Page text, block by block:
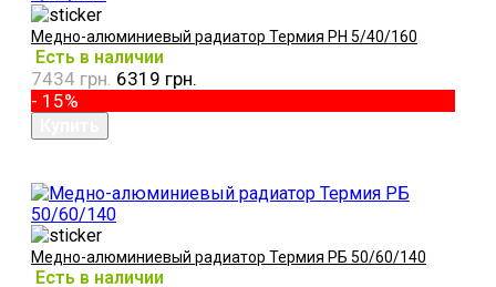
Медно-алюминиевый радиатор Термия РН 5/40/160
Есть в наличии
7434 грн. 6319 грн.
- 15%
Медно-алюминиевый радиатор Термия РБ 50/60/140
Есть в наличии